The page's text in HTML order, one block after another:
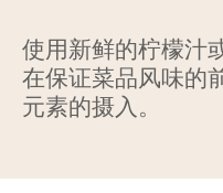
使用新鲜的柠檬汁
在保证菜品风味的
元素的摄入。